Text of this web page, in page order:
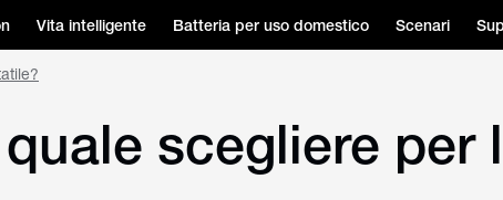
Vita intelligente Batteria per uso domestico Scenari
quale scegliere